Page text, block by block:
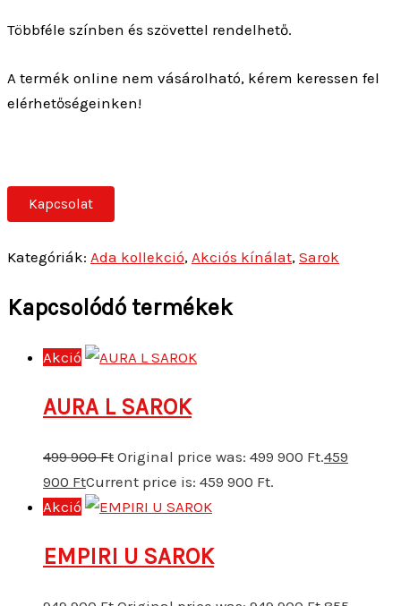
Többféle színben és szövettel rendelhető.
A termék online nem vásárolható, kérem keressen fel
elérhetőségeinken!
Kapcsolat
Kategóriák: Ada kollekció, Akciós kínálat, Sarok
Kapcsolódó termékek
Akció
AURA L SAROK
499 900Ft Original price was: 499 900 Ft.459
900 FtCurrent price is: 459 900 Ft.
Akció
EMPIRI U SAROK